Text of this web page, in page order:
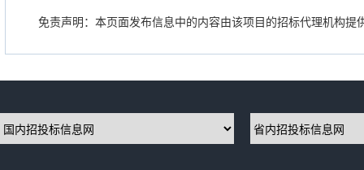
免责声明：本页面发布信息中的内容由该项目的招标代理机构